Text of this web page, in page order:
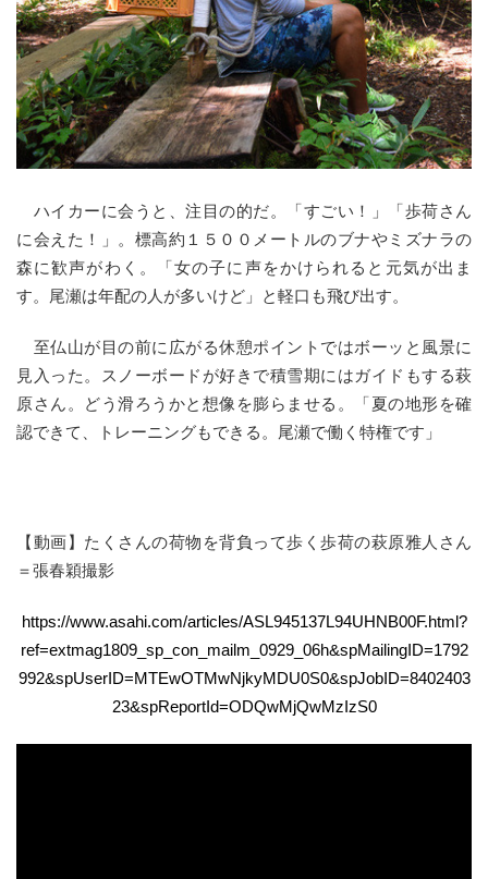
ハイカーに会うと、注目の的だ。「すごい！」「歩荷さん
に会えた！」。標高約１５００メートルのブナやミズナラの
森に歓声がわく。「女の子に声をかけられると元気が出ま
す。尾瀬は年配の人が多いけど」と軽口も飛び出す。
至仏山が目の前に広がる休憩ポイントではボーッと風景に
見入った。スノーボードが好きで積雪期にはガイドもする萩
原さん。どう滑ろうかと想像を膨らませる。「夏の地形を確
認できて、トレーニングもできる。尾瀬で働く特権です」
【動画】たくさんの荷物を背負って歩く歩荷の萩原雅人さん
＝張春穎撮影
https://www.asahi.com/articles/ASL945137L94UHNB00F.html?
ref=extmag1809_sp_con_mailm_0929_06h&spMailingID=1792
992&spUserID=MTEwOTMwNjkyMDU0S0&spJobID=8402403
23&spReportId=ODQwMjQwMzIzS0